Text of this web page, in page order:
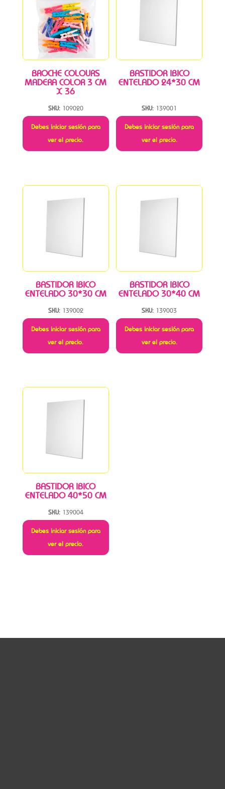
BROCHE COLOURS
MADERA COLOR 3 CM
X 36
SKU: 109020
Debes iniciar sesión para
ver el precio.
BASTIDOR IBICO
ENTELADO 24*30 CM
SKU: 139001
Debes iniciar sesión para
ver el precio.
BASTIDOR IBICO
ENTELADO 30*30 CM
SKU: 139002
Debes iniciar sesión para
ver el precio.
BASTIDOR IBICO
ENTELADO 30*40 CM
SKU: 139003
Debes iniciar sesión para
ver el precio.
BASTIDOR IBICO
ENTELADO 40*50 CM
SKU: 139004
Debes iniciar sesión para
ver el precio.